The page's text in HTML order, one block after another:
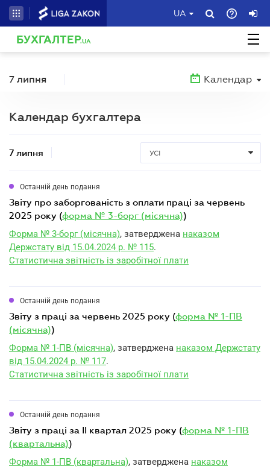
UA
БУХГАЛТЕР.UA
7 липня Календар
Календар бухгалтера
7 липня УСІ
Останній день подання
звіту про заборгованість з оплати праці за червень
2025 року (форма № 3-борг (місячна))
Форма № 3-борг (місячна), затверджена наказом
Держстату від 15.04.2024 р. № 115.
Статистична звітність із заробітної плати
Останній день подання
звіту з праці за червень 2025 року (форма № 1-ПВ
(місячна))
Форма № 1-ПВ (місячна), затверджена наказом Держстату
від 15.04.2024 р. № 117.
Статистична звітність із заробітної плати
Останній день подання
звіту з праці за II квартал 2025 року (форма № 1-ПВ
(квартальна))
Форма № 1-ПВ (квартальна), затверджена наказом